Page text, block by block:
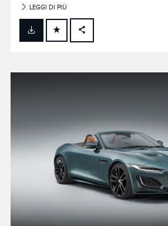
LEGGI DI PIÙ
FACEBOOK